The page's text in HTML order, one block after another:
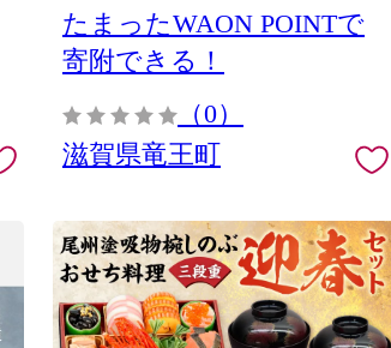
たまったWAON POINTで
寄附できる！
（0）
滋賀県竜王町